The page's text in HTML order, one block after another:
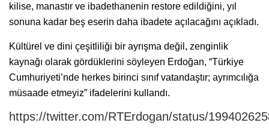
kilise, manastır ve ibadethanenin restore edildiğini, yıl
sonuna kadar beş eserin daha ibadete açılacağını açıkladı.
Kültürel ve dini çeşitliliği bir ayrışma değil, zenginlik
kaynağı olarak gördüklerini söyleyen Erdoğan, “Türkiye
Cumhuriyeti’nde herkes birinci sınıf vatandaştır; ayrımcılığa
müsaade etmeyiz” ifadelerini kullandı.
https://twitter.com/RTErdogan/status/